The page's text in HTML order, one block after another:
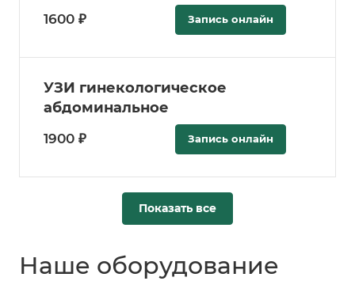
1600 ₽ Запись онлайн
УЗИ гинекологическое
абдоминальное
1900 ₽ Запись онлайн
Показать все
Наше оборудование